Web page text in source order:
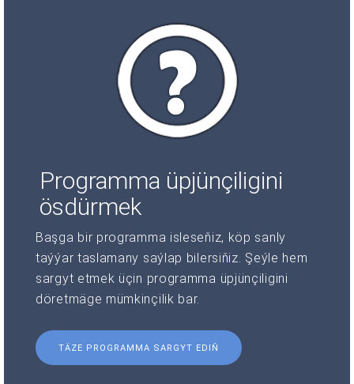
Programma üpjünçiligini
ösdürmek
Başga bir programma isleseňiz, köp sanly
taýýar taslamany saýlap bilersiňiz. Şeýle hem
sargyt etmek üçin programma üpjünçiligini
döretmäge mümkinçilik bar.
TÄZE PROGRAMMA SARGYT EDIŇ